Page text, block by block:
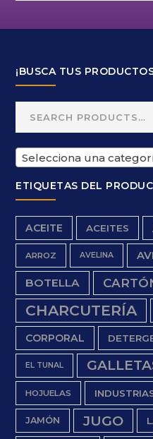
¡BUSCA TUS
Selecciona una
ETIQUETAS DEL
ACEITE ACEITES
ARROZ AVELINA
BOTELLA
CHARCUTERÍA
CORPORAL
EL TUNAL
HOJUELAS
JAMÓN JUGO